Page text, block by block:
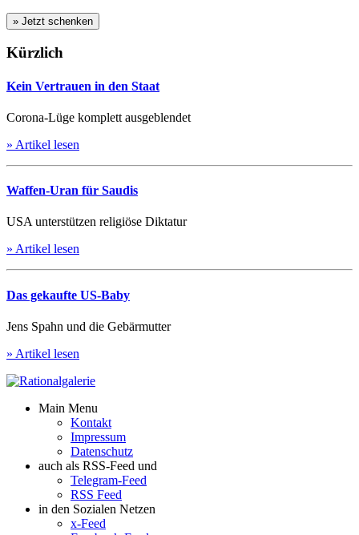
Kürzlich
Kein Vertrauen in den Staat
Corona-Lüge komplett ausgeblendet
» Artikel lesen
Waffen-Uran für Saudis
USA unterstützen religiöse Diktatur
» Artikel lesen
Das gekaufte US-Baby
Jens Spahn und die Gebärmutter
» Artikel lesen
Main Menu
Kontakt
Impressum
Datenschutz
auch als RSS-Feed und
Telegram-Feed
RSS Feed
in den Sozialen Netzen
x-Feed